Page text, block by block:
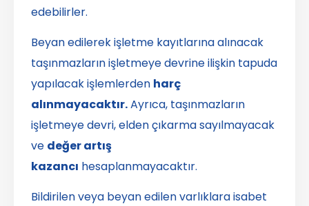
edebilirler.
Beyan edilerek işletme kayıtlarına alınacak
taşınmazların işletmeye devrine ilişkin tapuda
yapılacak işlemlerden harç
alınmayacaktır.Ayrıca, taşınmazların
işletmeye devri, elden çıkarma sayılmayacak
ve değer artış
kazancı hesaplanmayacaktır.
Bildirilen veya beyan edilen varlıklara isabet